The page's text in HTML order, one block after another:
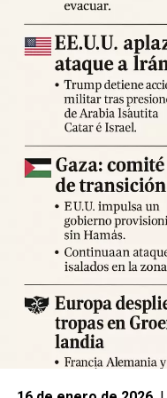
Expertos advierten
significativas y llaman
suministros básicos.
habilitado centros de
la ciudadanía priorizar
los equipos de
Fuente: 5to Poder